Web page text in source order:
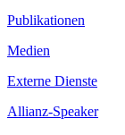
Publikationen
Medien
Externe Dienste
Allianz-Speaker